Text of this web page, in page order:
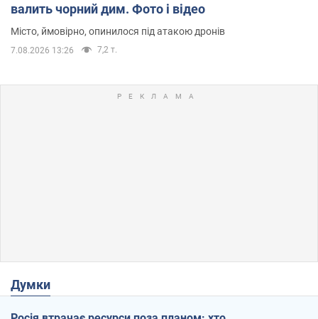
валить чорний дим. Фото і відео
Місто, ймовірно, опинилося під атакою дронів
7.08.2026 13:26 7,2 т.
Думки